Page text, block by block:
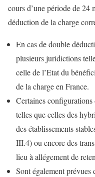
cours d’une période de 24
déduction de la charge
En cas de double
plusieurs juridictions
celle de l’Etat du
de la charge en France.
Certaines configurations
telles que celles des
des établissements
III.4) ou encore des
lieu à allégement de
Sont également prévues